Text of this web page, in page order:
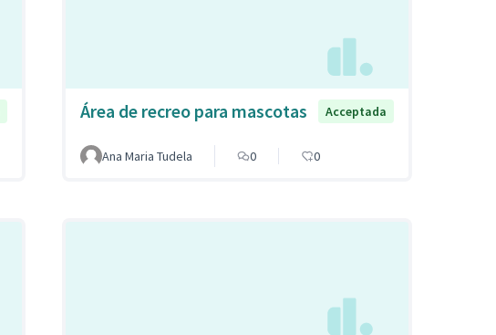
Área de recreo para mascotas Acceptada
Ana Maria Tudela 0 0